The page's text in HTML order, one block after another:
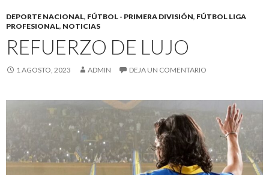
DEPORTE NACIONAL, FÚTBOL - PRIMERA DIVISIÓN, FÚTBOL LIGA
PROFESIONAL, NOTICIAS
REFUERZO DE LUJO
1 AGOSTO, 2023 ADMIN DEJA UN COMENTARIO